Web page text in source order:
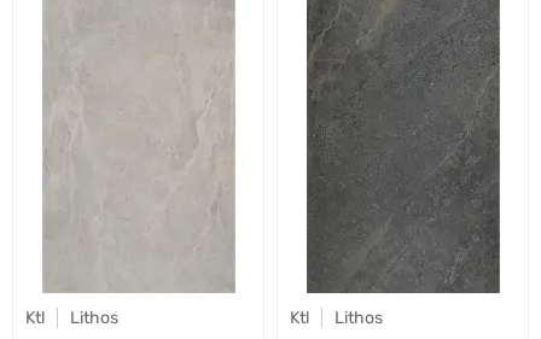
Ktl Lithos Ktl Lithos